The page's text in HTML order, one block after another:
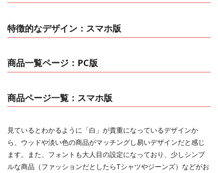
特徴的なデザイン：スマホ版
商品一覧ページ：PC版
商品ページ一覧：スマホ版
見ているとわかるように「白」が貴重になっているデザインか
ら、ウッドや淡い色の商品がマッチングし易いデザインだと感じ
ます。また、フォントも大人目の設定になっており、少しシンプ
ルな商品（ファッションだとしたらTシャツやジーンズ）などがお